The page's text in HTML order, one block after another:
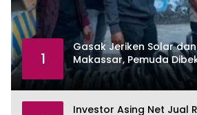
1
Gasak Jeriken Solar
Makassar, Pemuda
Investor Asing Net Jual